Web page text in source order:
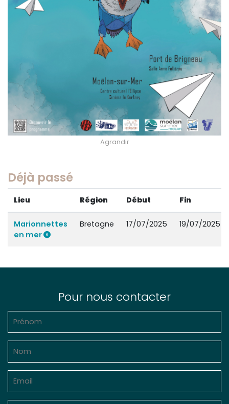
Agrandir
Déjà passé
Lieu Région Début Fin
Marionnettes
en mer
Bretagne 17/07/2025 19/07/2025
Pour nous contacter